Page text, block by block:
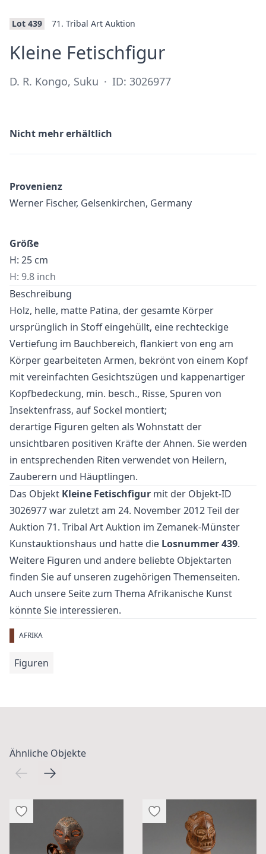
Lot 439 71. Tribal Art Auktion
Kleine Fetischfigur·
D. R. Kongo, Suku · ID: 3026977
Nicht mehr erhältlich
Provenienz
Werner Fischer, Gelsenkirchen, Germany
Größe
H: 25 cm
H: 9.8 inch
Beschreibung
Holz, helle, matte Patina, der gesamte Körper
ursprünglich in Stoff eingehüllt, eine rechteckige
Vertiefung im Bauchbereich, flankiert von eng am
Körper gearbeiteten Armen, bekrönt von einem Kopf
mit vereinfachten Gesichtszügen und kappenartiger
Kopfbedeckung, min. besch., Risse, Spuren von
Insektenfrass, auf Sockel montiert;
derartige Figuren gelten als Wohnstatt der
unsichtbaren positiven Kräfte der Ahnen. Sie werden
in entsprechenden Riten verwendet von Heilern,
Zauberern und Häuptlingen.
Das Objekt Kleine Fetischfigur mit der Objekt-ID
3026977 war zuletzt am 24. November 2012 Teil der
Auktion 71. Tribal Art Auktion im Zemanek-Münster
Kunstauktionshaus und hatte die Losnummer 439.
Weitere Figuren und andere beliebte Objektarten
finden Sie auf unseren zugehörigen Themenseiten.
Auch unsere Seite zum Thema Afrikanische Kunst
könnte Sie interessieren.
AFRIKA
Figuren
Ähnliche Objekte